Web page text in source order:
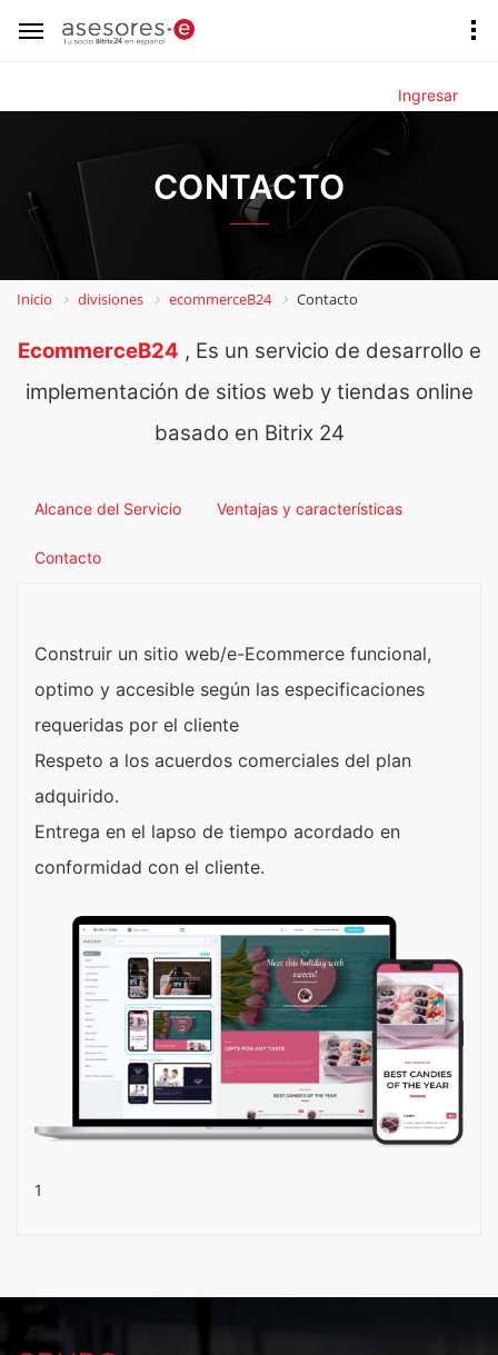
Ingresar
CONTACTO
Inicio divisiones ecommerceB24 Contacto
EcommerceB24 , Es un servicio de desarrollo e
implementación de sitios web y tiendas online
basado en Bitrix 24
Alcance del Servicio Ventajas y características
Contacto
Construir un sitio web/e-Ecommerce funcional,
optimo y accesible según las especificaciones
requeridas por el cliente
Respeto a los acuerdos comerciales del plan
adquirido.
Entrega en el lapso de tiempo acordado en
conformidad con el cliente.
1